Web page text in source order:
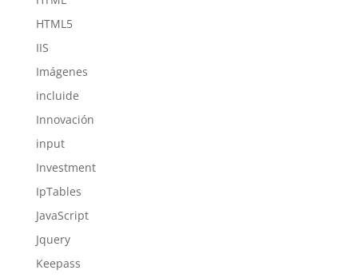
HTML5
IIS
Imágenes
incluide
Innovación
input
Investment
IpTables
JavaScript
Jquery
Keepass